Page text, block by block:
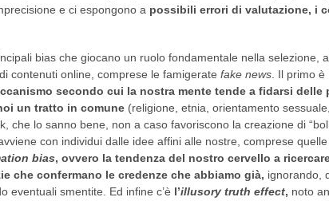
e ci espongono a possibili errori di valutazione, i
bias che giocano un ruolo fondamentale nella selezione,
contenuti online, comprese le famigerate fake news. Il primo è
secondo cui la nostra mente tende a fidarsi delle
un tratto in comune(religione, etnia, orientamento
che lo sanno bene, non a caso favoriscono la creazione di
con individui dalle idee affini alle nostre, comprese
bias, ovvero la tendenza del nostro cervello a
che confermano le credenze che abbiamo già, ignorando,
eventuali smentite. Ed infine c’è l’illusory truth effect, noto